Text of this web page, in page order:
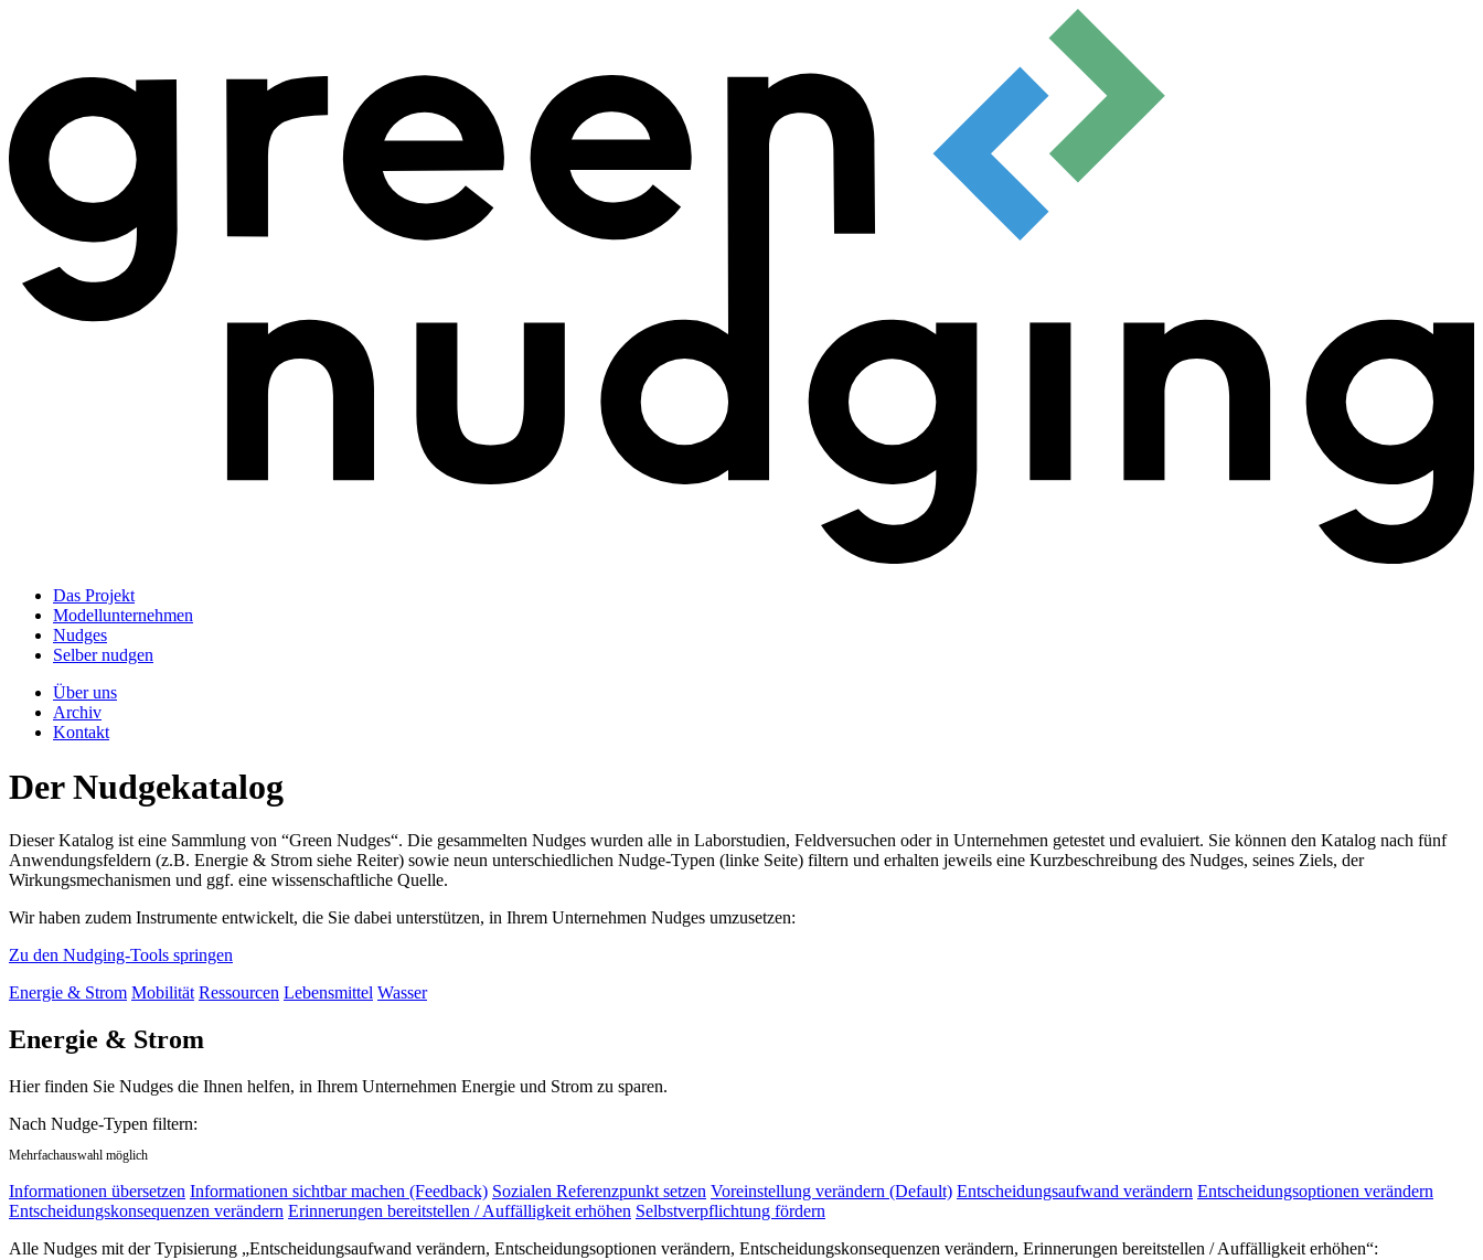
Das Projekt
Modellunternehmen
Nudges
Selber nudgen
Über uns
Archiv
Kontakt
Der Nudgekatalog
Dieser Katalog ist eine Sammlung von “Green Nudges“. Die gesammelten Nudges wurden alle in Laborstudien, Feldversuchen oder in Unternehmen getestet und evaluiert. Sie können den Katalog nach fünf
Anwendungsfeldern (z.B. Energie & Strom siehe Reiter) sowie neun unterschiedlichen Nudge-Typen (linke Seite) filtern und erhalten jeweils eine Kurzbeschreibung des Nudges, seines Ziels, der
Wirkungsmechanismen und ggf. eine wissenschaftliche Quelle.
Wir haben zudem Instrumente entwickelt, die Sie dabei unterstützen, in Ihrem Unternehmen Nudges umzusetzen:
Zu den Nudging-Tools springen
Energie & Strom Mobilität Ressourcen Lebensmittel Wasser
Energie & Strom
Hier finden Sie Nudges die Ihnen helfen, in Ihrem Unternehmen Energie und Strom zu sparen.
Nach Nudge-Typen filtern:
Mehrfachauswahl möglich
Informationen übersetzen Informationen sichtbar machen (Feedback) Sozialen Referenzpunkt setzen Voreinstellung verändern (Default) Entscheidungsaufwand verändern Entscheidungsoptionen verändern
Entscheidungskonsequenzen verändern Erinnerungen bereitstellen / Auffälligkeit erhöhen Selbstverpflichtung fördern
Alle Nudges mit der Typisierung „Entscheidungsaufwand verändern, Entscheidungsoptionen verändern, Entscheidungskonsequenzen verändern, Erinnerungen bereitstellen / Auffälligkeit erhöhen“: